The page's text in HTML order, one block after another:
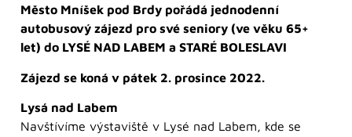
Město Mníšek pod Brdy pořádá jednodenní
autobusový zájezd pro své seniory (ve věku 65+
let) do LYSÉ NAD LABEM a STARÉ BOLESLAVI
Zájezd se koná v pátek 2. prosince 2022.
Lysá nad Labem
Navštívíme výstaviště v Lysé nad Labem, kde se